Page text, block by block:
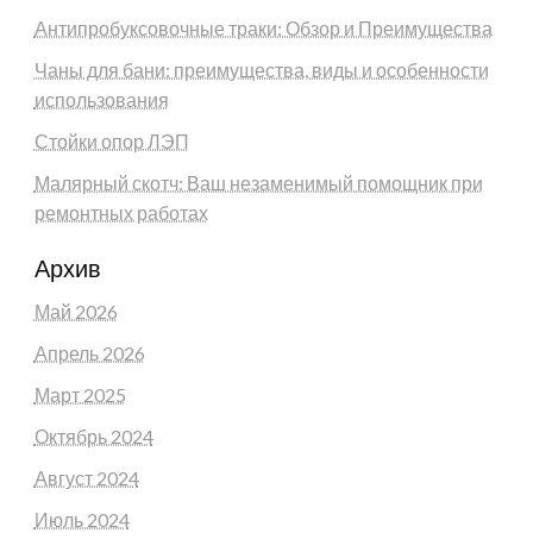
Антипробуксовочные траки: Обзор и Преимущества
Чаны для бани: преимущества, виды и особенности
использования
Стойки опор ЛЭП
Малярный скотч: Ваш незаменимый помощник при
ремонтных работах
Архив
Май 2026
Апрель 2026
Март 2025
Октябрь 2024
Август 2024
Июль 2024